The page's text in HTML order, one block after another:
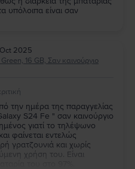
υπόλοιπα είναι σαν
2025
16 GB, Σαν καινούργιο
την ημέρα της παραγγελίας
S24 Fe " σαν καινούργιο
γιατί το τηλέψωνο
φαίνεται εντελώς
γρατζουνιά και χωρίς
χρήση του. Είναι